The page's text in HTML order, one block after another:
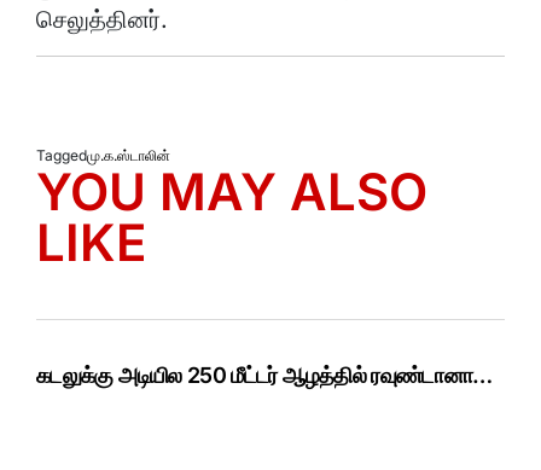
செலுத்தினர்.
Taggedமு.க.ஸ்டாலின்
YOU MAY ALSO
LIKE
கடலுக்கு அடியில 250 மீட்டர் ஆழத்தில் ரவுண்டானா…